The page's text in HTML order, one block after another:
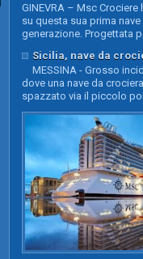
GINEVRA – Msc
su questa sua prima
generazione. Progettata
Sicilia, nave da
MESSINA - Grosso
dove una nave da
spazzato via il piccolo